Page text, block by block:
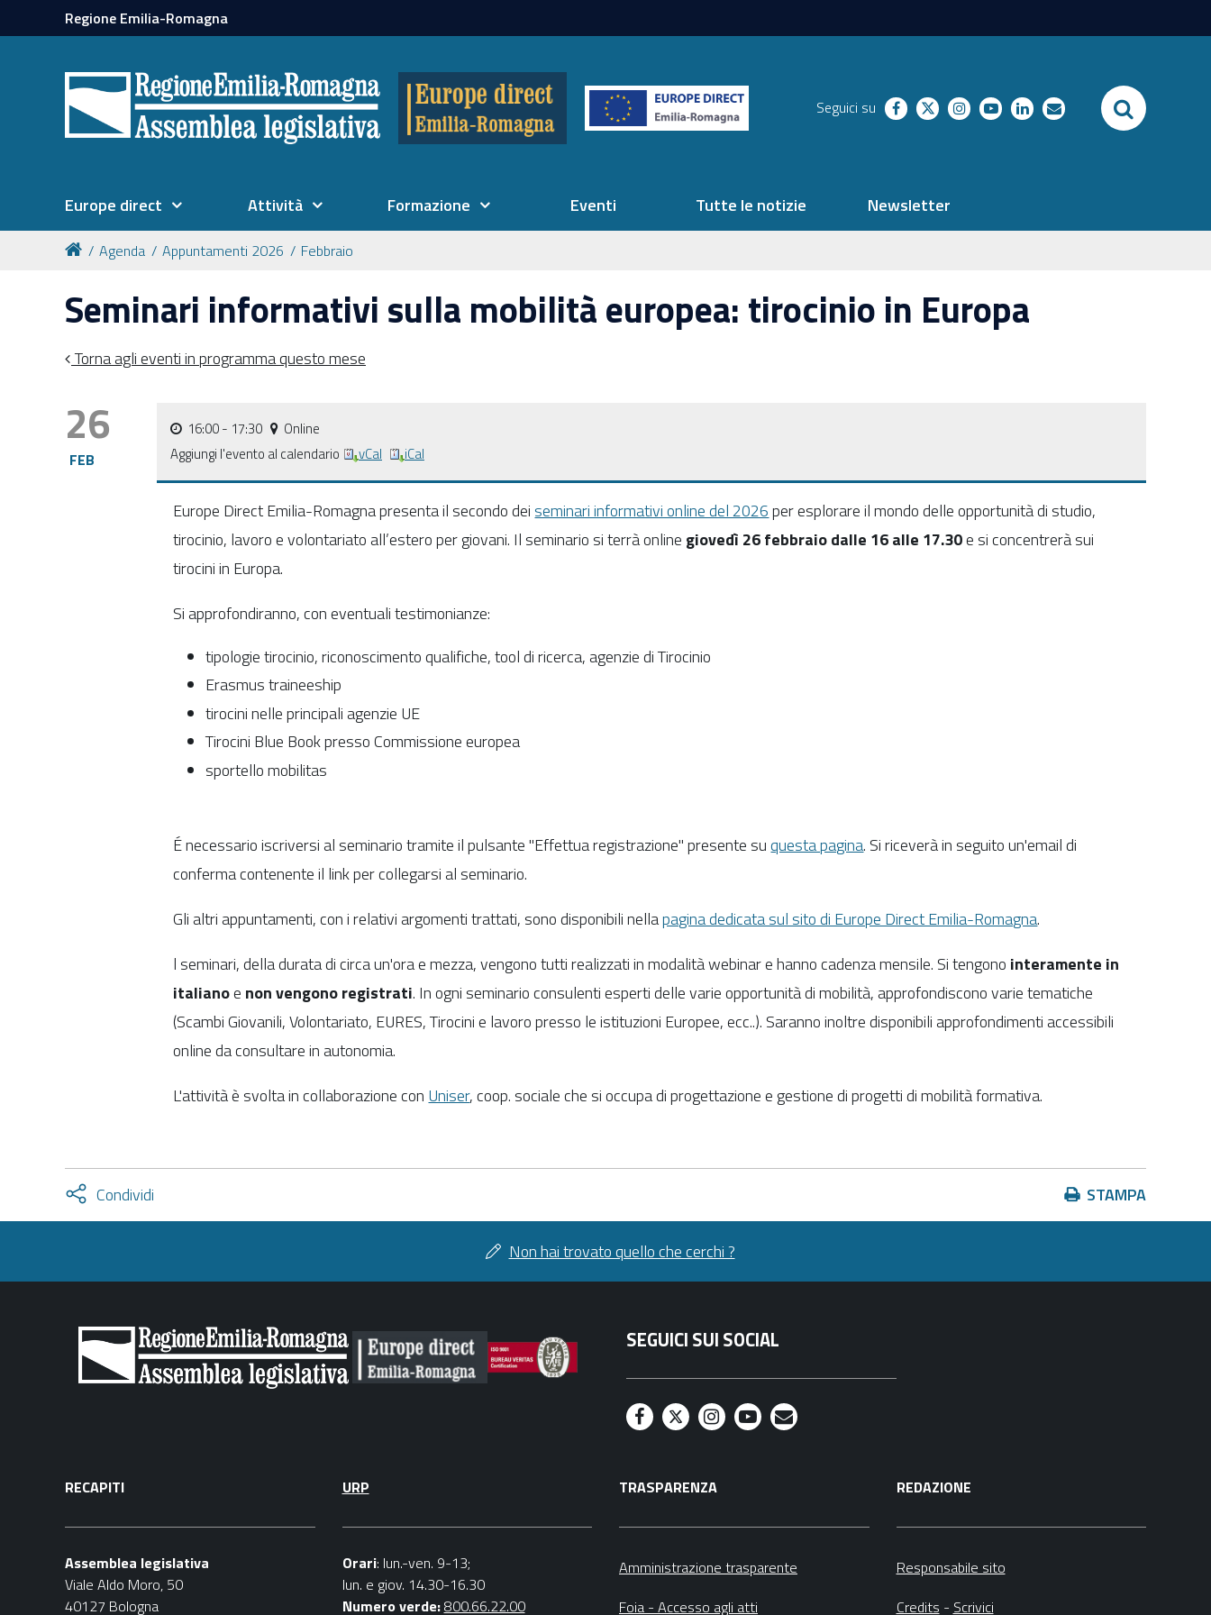
Regione Emilia-Romagna
Seguici su facebooktwitterinstagram
youtubelinkedinrichieste SEARCH
Europe direct Attività Formazione Eventi Tutte le notizie Newsletter
Agenda Appuntamenti 2026 Febbraio
Seminari informativi sulla mobilità europea: tirocinio in Europa
Torna agli eventi in programma questo mese
26
FEB
16:00- 17:30
Online
Aggiungi l'evento al calendario
vCal iCal
Europe DirectEmilia-Romagna presenta il secondo dei seminari informativi online del 2026peresplorare il mondo delle opportunità di studio,
tirocinio, lavoroevolontariato all’estero per giovani. Il seminario si terrà online giovedì 26 febbraio dalle 16 alle 17.30e si concentrerà sui
tirocini in Europa.
Si approfondiranno, con eventuali testimonianze:
tipologie tirocinio, riconoscimento qualifiche, tool di ricerca, agenzie di Tirocinio
Erasmus traineeship
tirocini nelle principali agenzie UE
Tirocini Blue Book presso Commissione europea
sportello mobilitas
É necessario iscriversi al seminario tramite il pulsante "Effettua registrazione" presente suquesta pagina. Si riceverà in seguito un'email di
conferma contenente il link per collegarsi al seminario.
Gli altri appuntamenti, con i relativi argomenti trattati, sono disponibili nellapagina dedicata sul sito di Europe Direct Emilia-Romagna.
l seminari, della durata di circa un'ora e mezza, vengono tutti realizzati in modalità webinar e hanno cadenza mensile.Si tengono interamente in
italianoe non vengono registrati. In ogni seminario consulenti esperti delle varie opportunità di mobilità, approfondiscono varie tematiche
(Scambi Giovanili, Volontariato, EURES, Tirocini e lavoro presso le istituzioni Europee, ecc..). Saranno inoltre disponibili approfondimenti accessibili
online da consultare in autonomia.
L'attività è svolta in collaborazione con Uniser, coop. sociale che si occupa di progettazione e gestione di progetti di mobilità formativa.
Azioni
sul
STAMPA
Condividi
facebook
twitter
Attiva
condividi
Non hai trovato quello che cerchi ?
SEGUICI SUI SOCIAL
F
c
e
T
i
t
I
s
t
Y
t
M
l
RECAPITI
Assemblea legislativa
Viale Aldo Moro, 50
40127 Bologna
URP
Orari: lun.-ven. 9-13;
lun. e giov. 14.30-16.30
Numero verde:800.66.22.00
TRASPARENZA
Amministrazione trasparente
Foia - Accesso agli atti
REDAZIONE
Responsabile sito
Credits - Scrivici